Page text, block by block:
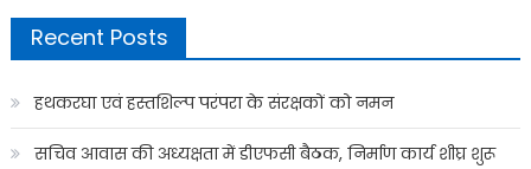
Recent Posts
हथकरघा एवं हस्तशिल्प परंपरा के संरक्षकों को नमन
सचिव आवास की अध्यक्षता में डीएफसी बैठक, निर्माण कार्य शीघ्र शुरू